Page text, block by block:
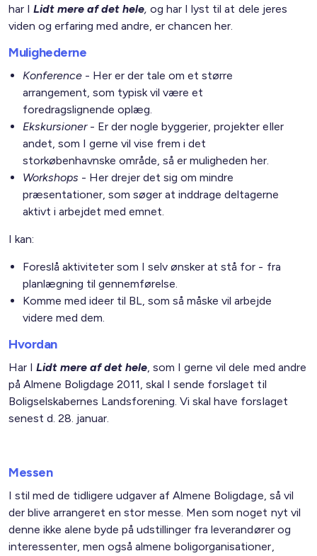
har ILidt mere af det hele, og har I lyst til at dele jeres
viden og erfaring med andre, er chancen her.
Mulighederne
Konference - Her er der tale om et større
arrangement, som typisk vil være et
foredragslignende oplæg.
Ekskursioner- Er der nogle byggerier, projekter eller
andet, som I gerne vil vise frem i det
storkøbenhavnske område, så er muligheden her.
Workshops - Her drejer det sig om mindre
præsentationer, som søger at inddrage deltagerne
aktivt i arbejdet med emnet.
I kan:
Foreslå aktiviteter som I selv ønsker at stå for - fra
planlægning til gennemførelse.
Komme med ideer til BL, som så måske vil arbejde
videre med dem.
Hvordan
Har ILidt mere af det hele, som I gerne vil dele med andre
på Almene Boligdage 2011, skal I sende forslaget til
Boligselskabernes Landsforening. Vi skal have forslaget
senest d. 28. januar.
Messen
I stil med de tidligere udgaver af Almene Boligdage, så vil
der blive arrangeret en stor messe. Men som noget nyt vil
denne ikke alene byde på udstillinger fra leverandører og
interessenter, men også almene boligorganisationer,